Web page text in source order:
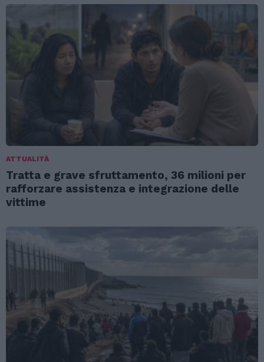
ATTUALITÀ
Tratta e grave sfruttamento, 36 milioni per
rafforzare assistenza e integrazione delle
vittime